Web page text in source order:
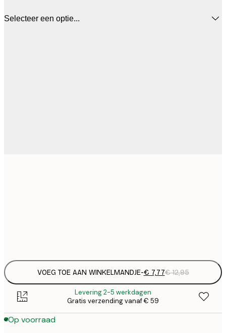
Selecteer een optie...
VOEG TOE AAN WINKELMANDJE-€ 7,77€ 12,95
Levering 2-5 werkdagen
Gratis verzending vanaf € 59
Op voorraad